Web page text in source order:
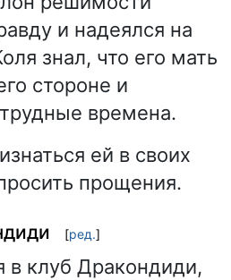
и надеялся на
знал, что его мать
стороне и
времена.
ей в своих
прощения.
[ред.]
в клуб Дракондиди,